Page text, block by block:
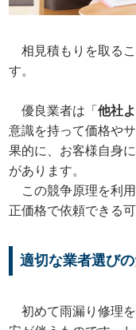
相見積もりを取る
す。
優良業者は「他社
意識を持って価格や
果的に、お客様自身
があります。
この競争原理を利
正価格で依頼できる
適切な業者選び
初めて雨漏り修理